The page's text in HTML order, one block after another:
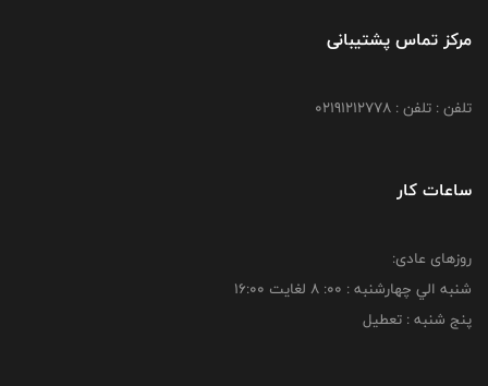
مرکز تماس پشتیبانی
تلفن : تلفن : 02191212778
ساعات کار
روزهای عادی:
شنبه الي چهارشنبه : 00: 8 لغايت 16:00
پنج شنبه : تعطیل